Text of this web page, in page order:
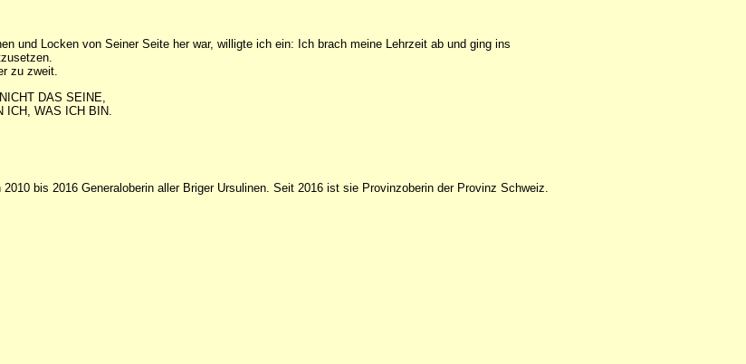
und Locken von Seiner Seite her war, willigte ich ein: Ich brach meine Lehrzeit ab und ging ins
zu zweit.
DAS SEINE,
ICH, WAS ICH BIN.
bis 2016 Generaloberin aller Briger Ursulinen. Seit 2016 ist sie Provinzoberin der Provinz Schweiz.